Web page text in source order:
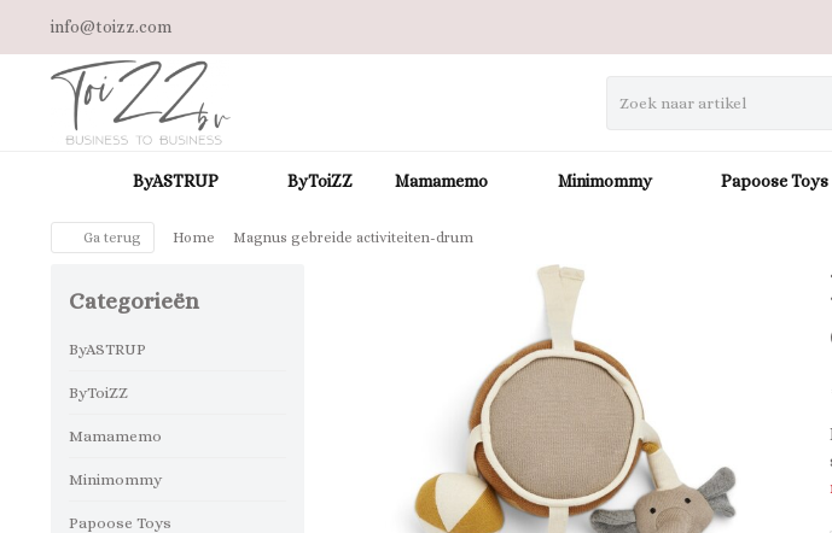
info@toizz.com
ByASTRUP ByToiZZ Mamamemo Minimommy Papoose Toys
Ga terug Home Magnus gebreide activiteiten-drum
Categorieën
ByASTRUP
ByToiZZ
Mamamemo
Minimommy
Papoose Toys